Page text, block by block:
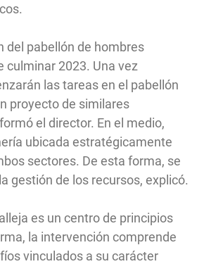
del pabellón de hombres
culminar 2023. Una vez
las tareas en el pabellón
proyecto de similares
el director. En el medio,
ubicada estratégicamente
sectores. De esta forma, se
gestión de los recursos, explicó.
es un centro de principios
la intervención comprende
vinculados a su carácter